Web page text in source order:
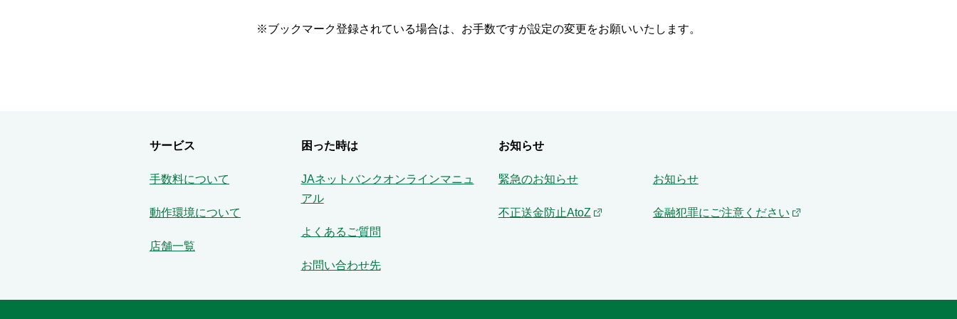
※ブックマーク登録されている場合は、お手数ですが設定の変更をお願いいたします。
サービス
手数料について
動作環境について
店舗一覧
困った時は
JAネットバンクオンラインマニュ
アル
よくあるご質問
お問い合わせ先
お知らせ
緊急のお知らせ お知らせ
不正送金防止AtoZ 金融犯罪にご注意ください